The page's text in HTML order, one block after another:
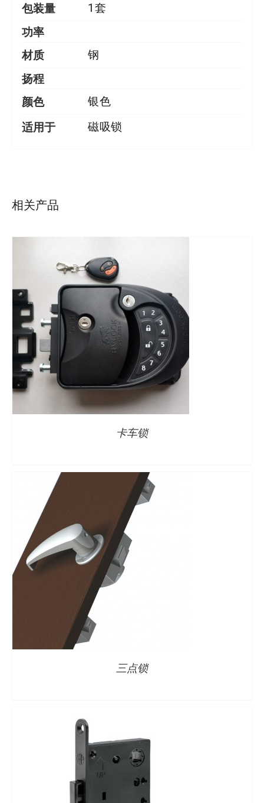
包装量
1套
功率
材质
钢
扬程
颜色
银色
适用于 磁吸锁
相关产品
卡车锁
详情
三点锁
详情